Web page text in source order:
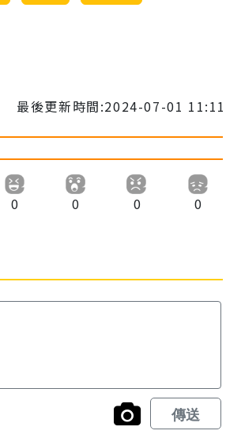
最後更新時間:2024-07-01 11:11
0 0 0 0